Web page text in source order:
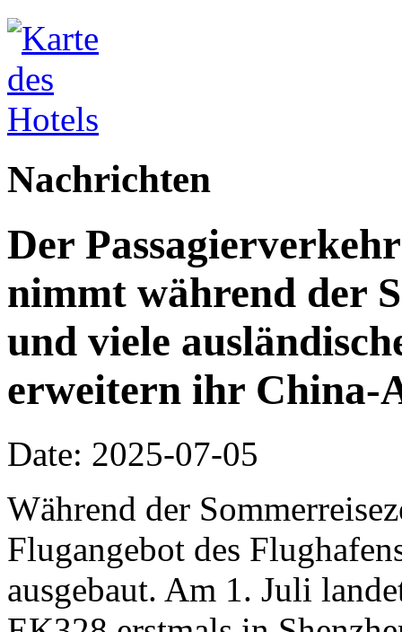
Nachrichten
Der
nimmt während der
und viele
erweitern ihr China-
Date: 2025-07-05
Während der
Flugangebot des
ausgebaut. Am 1. Juli